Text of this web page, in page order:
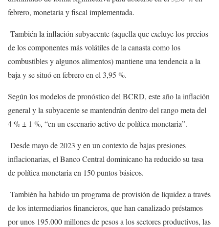
febrero, monetaria y fiscal implementada.
También la inflación subyacente (aquella que excluye los precios
de los componentes más volátiles de la canasta como los
combustibles y algunos alimentos) mantiene una tendencia a la
baja y se situó en febrero en el 3,95 %.
Según los modelos de pronóstico del BCRD, este año la inflación
general y la subyacente se mantendrán dentro del rango meta del
4 % ± 1 %, “en un escenario activo de política monetaria”.
Desde mayo de 2023 y en un contexto de bajas presiones
inflacionarias, el Banco Central dominicano ha reducido su tasa
de política monetaria en 150 puntos básicos.
También ha habido un programa de provisión de liquidez a través
de los intermediarios financieros, que han canalizado préstamos
por unos 195.000 millones de pesos a los sectores productivos, las